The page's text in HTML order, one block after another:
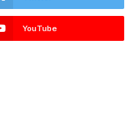
YouTube